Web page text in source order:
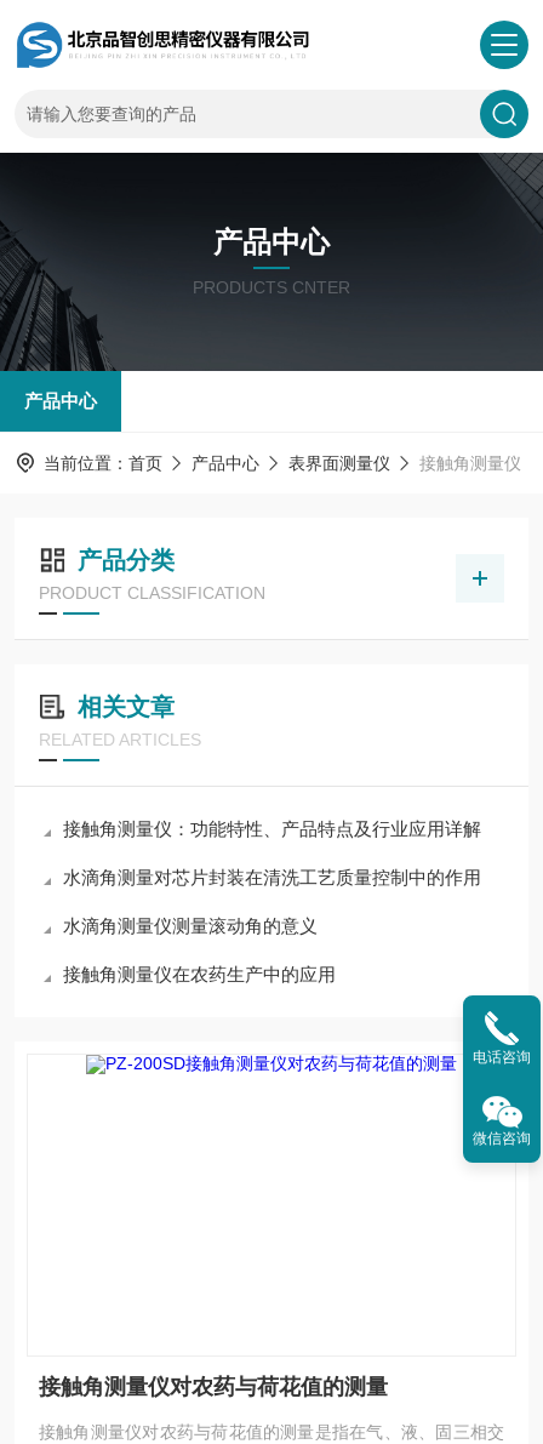
产品中心
PRODUCTS CNTER
产品中心
当前位置： 首页 产品中心 表界面测量仪 接触角测量仪
产品分类
PRODUCT CLASSIFICATION
相关文章
RELATED ARTICLES
接触角测量仪：功能特性、产品特点及行业应用详解
水滴角测量对芯片封装在清洗工艺质量控制中的作用
水滴角测量仪测量滚动角的意义
接触角测量仪在农药生产中的应用
接触角测量仪对农药与荷花值的测量
接触角测量仪对农药与荷花值的测量是指在气、液、固三相交
电话咨询
微信咨询